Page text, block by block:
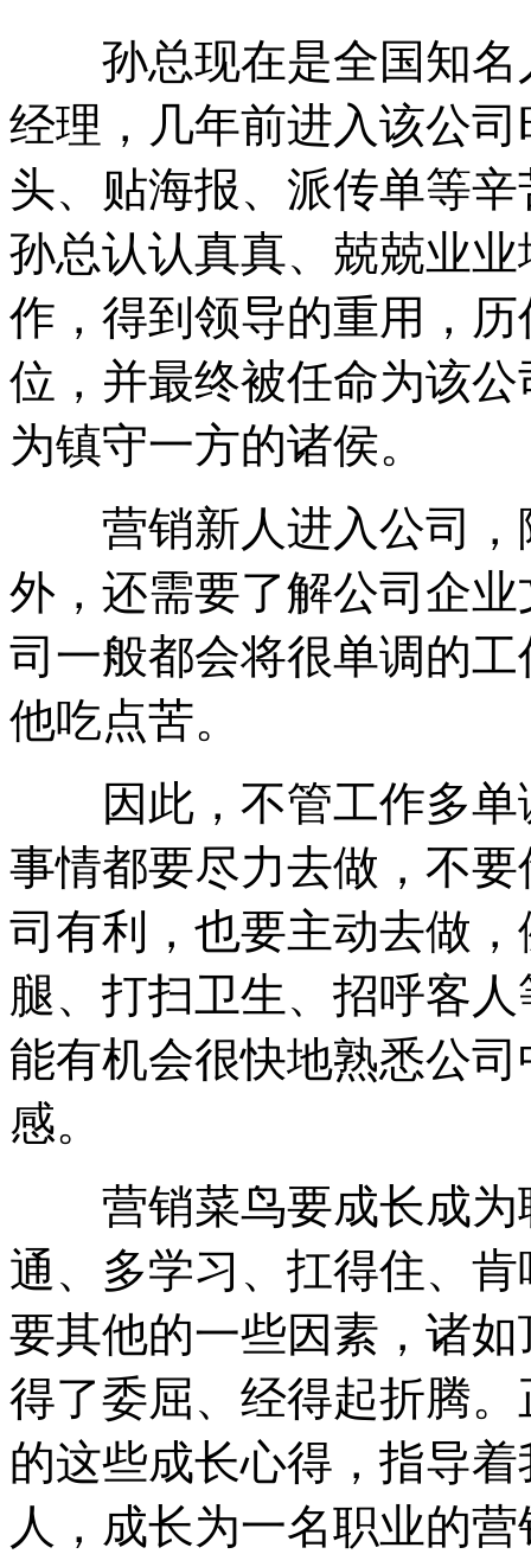
孙总现在是全国知名
经理，几年前进入该公
头、贴海报、派传单等
孙总认认真真、兢兢业
作，得到领导的重用，
位，并最终被任命为该
为镇守一方的诸侯。
营销新人进入公司，
外，还需要了解公司企
司一般都会将很单调的
他吃点苦。
因此，不管工作多单
事情都要尽力去做，不
司有利，也要主动去做
腿、打扫卫生、招呼客
能有机会很快地熟悉公
感。
营销菜鸟要成长成为
通、多学习、扛得住、肯
要其他的一些因素，诸
得了委屈、经得起折腾
的这些成长心得，指导
人，成长为一名职业的